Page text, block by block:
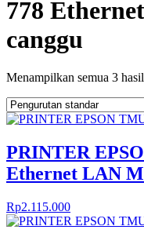
778
canggu
Menampilkan semua 3 hasil
PRINTER
Ethernet LAN
Rp2.115.000